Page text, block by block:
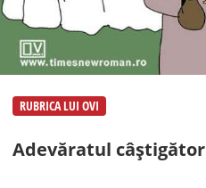
RUBRICA LUI OVI
Adevăratul câștigător